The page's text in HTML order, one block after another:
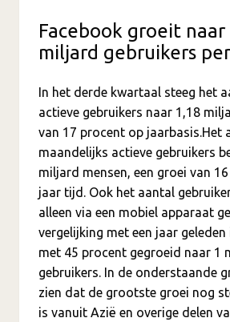
Facebook groeit naar
miljard gebruikers
In het derde kwartaal steeg het
actieve gebruikers naar 1,18
van 17 procent op jaarbasis.Het
maandelijks actieve gebruikers
miljard mensen, een groei van
jaar tijd. Ook het aantal
alleen via een mobiel apparaat
vergelijking met een jaar
met 45 procent gegroeid naar 1
gebruikers. In de onderstaande
zien dat de grootste groei nog
is vanuit Azië en overige delen